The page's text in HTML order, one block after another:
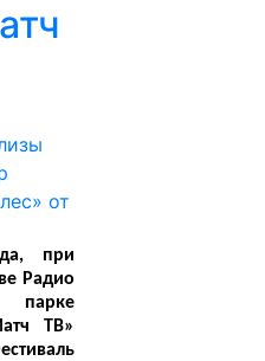
при
Радио
парке
ТВ»